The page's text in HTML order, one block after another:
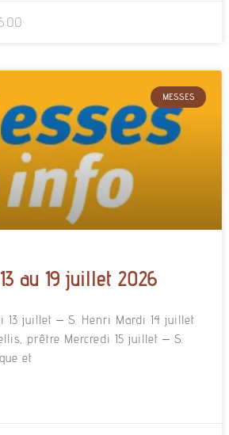
MESSES
au 19 juillet 2026
13 juillet – S. Henri Mardi 14 juillet
prêtre Mercredi 15 juillet – S.
et